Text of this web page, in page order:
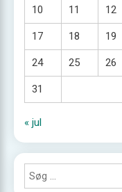
10 11 12
17 18 19
24 25 26
31
« jul